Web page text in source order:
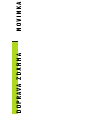
NOVINKA
DOPRAVA ZDARMA